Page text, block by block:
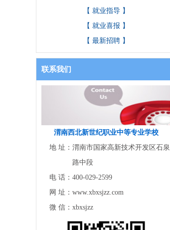
【 就业指导 】
【 就业喜报 】
【 最新招聘 】
联系我们
渭南西北新世纪职业中等专业学校
地 址： 渭南市国家高新技术开发区石泉
路中段
电 话： 400-029-2599
网 址： www.xbxsjzz.com
微 信： xbxsjzz